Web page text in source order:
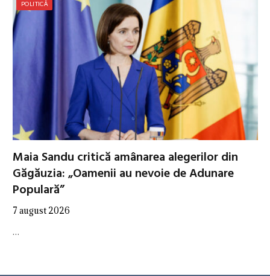
POLITICĂ
Maia Sandu critică amânarea alegerilor din
Găgăuzia: „Oamenii au nevoie de Adunare
Populară”
7 august 2026
…